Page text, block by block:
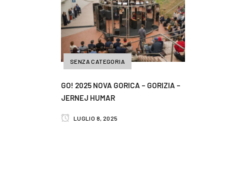
SENZA CATEGORIA
GO! 2025 NOVA GORICA – GORIZIA –
JERNEJ HUMAR
LUGLIO 8, 2025